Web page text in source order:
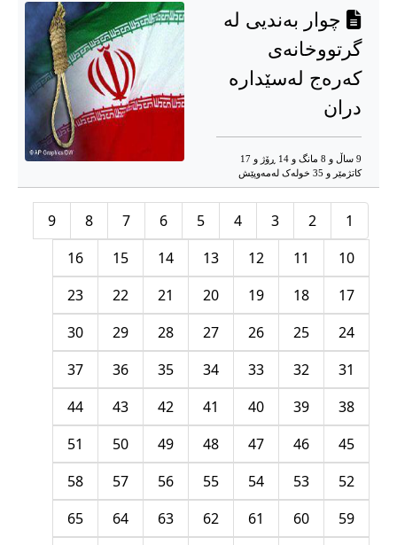
چوار بەندیی لە
گرتووخانەی
کەرەج لەسێدارە
دران
9 ساڵ و 8 مانگ و 14 ڕۆژ و 17
کاتژمێر و 35 خوله‌ک له‌مه‌وپێش‌
1
2
3
4
5
6
7
8
9
10
11
12
13
14
15
16
17
18
19
20
21
22
23
24
25
26
27
28
29
30
31
32
33
34
35
36
37
38
39
40
41
42
43
44
45
46
47
48
49
50
51
52
53
54
55
56
57
58
59
60
61
62
63
64
65